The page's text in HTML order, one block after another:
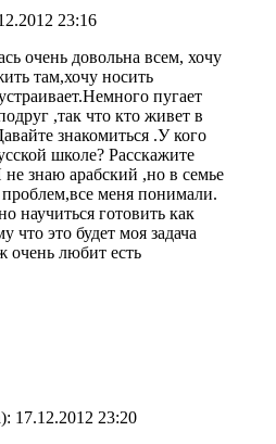
23:16
очень довольна всем, хочу
там,хочу носить
пугает
,так что кто живет в
знакомиться .У кого
школе? Расскажите
знаю арабский ,но в семье
меня понимали.
научиться готовить как
что это будет моя задача
очень любит есть
17.12.2012 23:20